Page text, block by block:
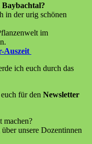
in der urig schönen
im
Auszeit
ich euch durch das
für den Newsletter
machen?
unsere Dozentinnen